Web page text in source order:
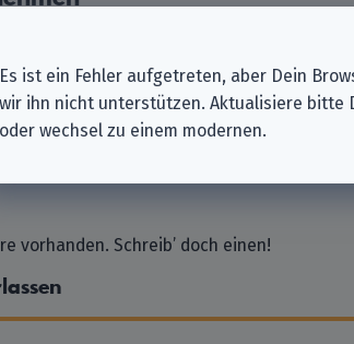
AG
VVaG
vorhanden. Schreib’ doch einen!
Es ist ein Fehler aufgetreten, aber Dein
wir ihn nicht unterstützen. Aktualisiere bitte
oder wechsel zu einem modernen.